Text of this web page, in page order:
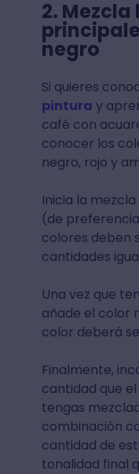
2.
negro
Si quieres
pintura y
café con
conocer los
negro, rojo y
Inicia la
(de
colores deben
cantidades
Una vez que
añade el color
color deberá
Finalmente,
cantidad que
tengas
combinación
cantidad de
tonalidad final